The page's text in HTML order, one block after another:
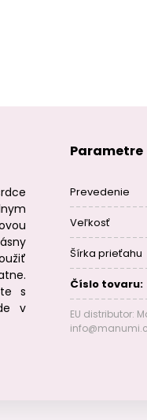
s
v
Parametre
Prevedenie
Veľkosť
Šírka prieťahu
Číslo tovaru:
EU distributor: